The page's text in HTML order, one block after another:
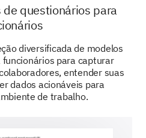
incidente de
de trabalho?
questionários para
diversificada de modelos
para capturar
entender suas
dados acionáveis para
de trabalho.